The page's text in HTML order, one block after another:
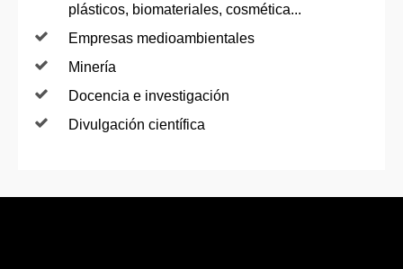
plásticos, biomateriales, cosmética...
Empresas medioambientales
Minería
Docencia e investigación
Divulgación científica